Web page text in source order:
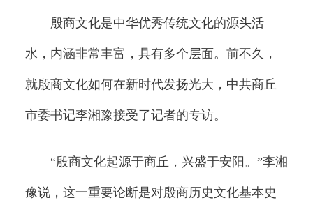
殷商文化是中华优秀传统文化的源头活
水，内涵非常丰富，具有多个层面。前不久，
就殷商文化如何在新时代发扬光大，中共商丘
市委书记李湘豫接受了记者的专访。
“殷商文化起源于商丘，兴盛于安阳。”李湘
豫说，这一重要论断是对殷商历史文化基本史